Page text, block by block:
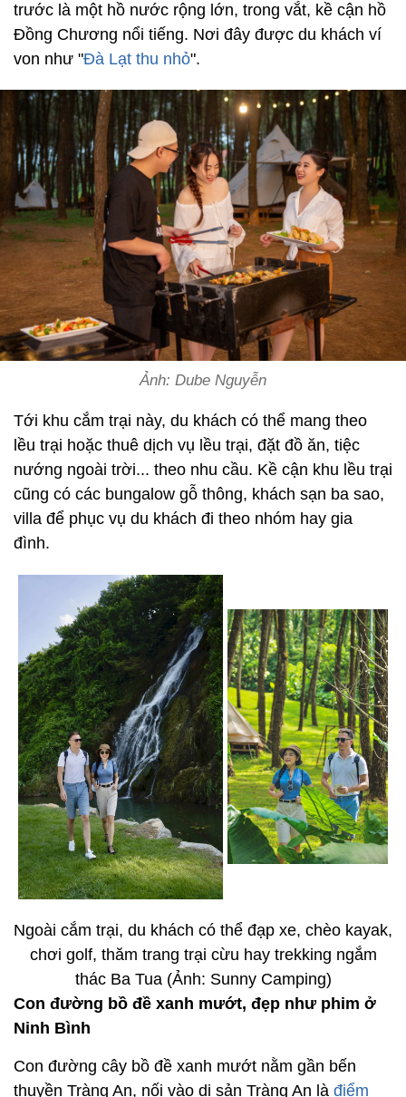
trước là một hồ nước rộng lớn, trong vắt, kề cận hồ
Đồng Chương nổi tiếng. Nơi đây được du khách ví
von như "Đà Lạt thu nhỏ".
Ảnh: Dube Nguyễn
Tới khu cắm trại này, du khách có thể mang theo
lều trại hoặc thuê dịch vụ lều trại, đặt đồ ăn, tiệc
nướng ngoài trời... theo nhu cầu. Kề cận khu lều trại
cũng có các bungalow gỗ thông, khách sạn ba sao,
villa để phục vụ du khách đi theo nhóm hay gia
đình.
Ngoài cắm trại, du khách có thể đạp xe, chèo kayak,
chơi golf, thăm trang trại cừu hay trekking ngắm
thác Ba Tua (Ảnh: Sunny Camping)
Con đường bồ đề xanh mướt, đẹp như phim ở
Ninh Bình
Con đường cây bồ đề xanh mướt nằm gần bến
thuyền Tràng An, nối vào di sản Tràng An là điểm